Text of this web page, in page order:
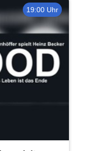
19:00 Uhr